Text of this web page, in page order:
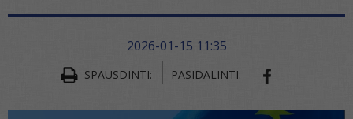
2026-01-15 11:35
SPAUSDINTI: PASIDALINTI: